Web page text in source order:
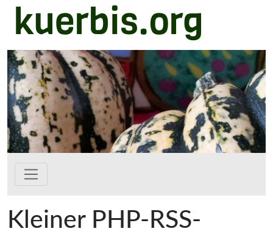
Zum Hauptinhalt springen
kuerbis.org
Kleiner PHP-RSS-